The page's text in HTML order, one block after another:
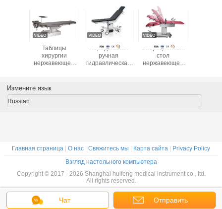
Таблицы
хирургии
нержавеющей
гидравлический с
стулом хирургии
Передвижная
ручная
гидравлическая
деятельности
гидравлическая с
Операционный
стол
нержавеющей
акушерства
Чат Отправить
Измените язык
Russian
Главная страница | О нас | Свяжитесь мы | Карта сайта | Privacy Policy
Взгляд настольного компьютера
Copyright © 2017 - 2026 Shanghai huifeng medical instrument co., ltd.
All rights reserved.